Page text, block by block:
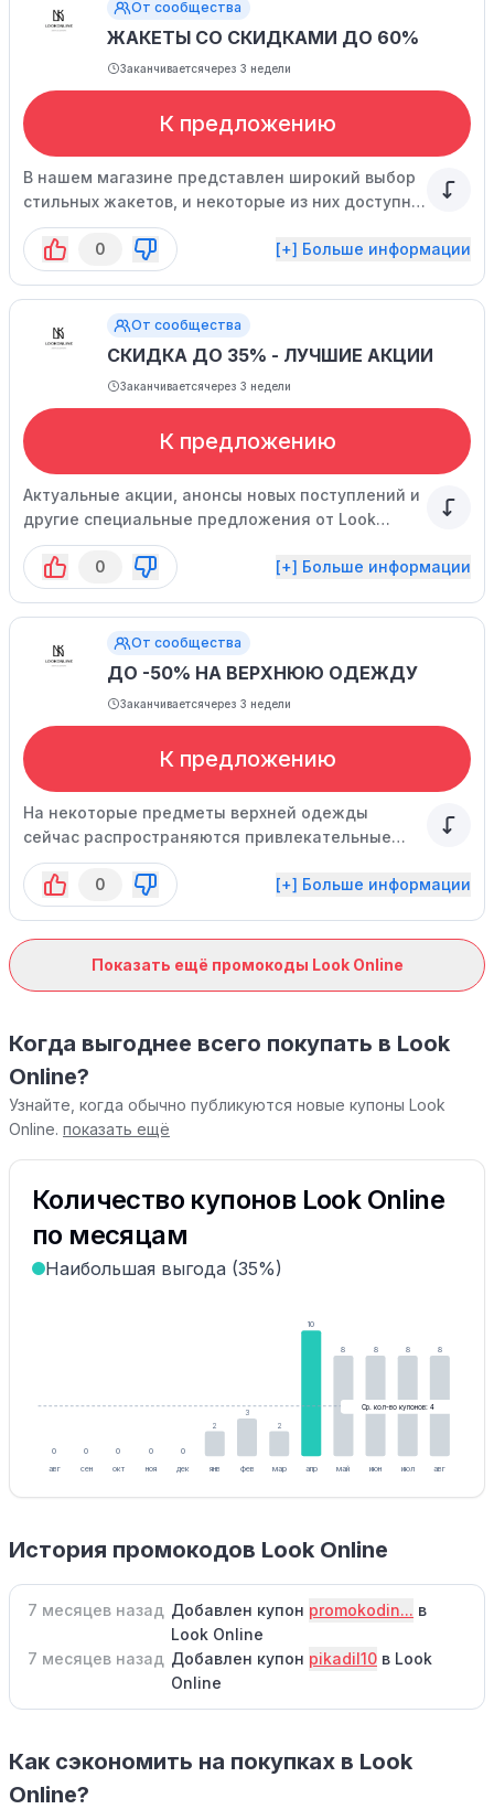
От сообщества
ЖАКЕТЫ СО СКИДКАМИ ДО 60%
Заканчиваетсячерез 3 недели
К предложению
В нашем магазине представлен широкий выбор
стильных жакетов, и некоторые из них доступны
по сниженной цене.
0
[+] Больше информации
От сообщества
СКИДКА ДО 35% - ЛУЧШИЕ АКЦИИ
Заканчиваетсячерез 3 недели
К предложению
Актуальные акции, анонсы новых поступлений и
другие специальные предложения от Look
Online всегда доступны на главной странице.
0
[+] Больше информации
От сообщества
ДО -50% НА ВЕРХНЮЮ ОДЕЖДУ
Заканчиваетсячерез 3 недели
К предложению
На некоторые предметы верхней одежды
сейчас распространяются привлекательные
скидки.
0
[+] Больше информации
Показать ещё промокоды Look Online
Когда выгоднее всего покупать в Look
Online?
Узнайте, когда обычно публикуются новые купоны Look
Online. показать ещё
Количество купонов Look Online
по месяцам
Наибольшая выгода (35%)
0
авг
0
сен
0
окт
0
ноя
0
дек
2
янв
3
фев
2
мар
10
апр
8
май
8
июн
8
июл
8
авг
Ср. кол-во купонов: 4
История промокодов Look Online
7 месяцев назад Добавлен купон promokodin... в
Look Online
7 месяцев назад Добавлен купон pikadil10 в Look
Online
Как сэкономить на покупках в Look
Online?